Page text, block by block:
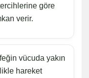
göre
verir.
vücuda yakın
hareket